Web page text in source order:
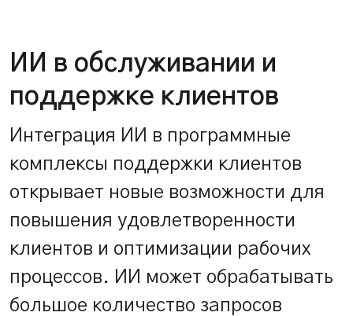
ИИ в обслуживании и
поддержке клиентов
Интеграция ИИ в программные
комплексы поддержки клиентов
открывает новые возможности для
повышения удовлетворенности
клиентов и оптимизации рабочих
процессов. ИИ может обрабатывать
большое количество запросов